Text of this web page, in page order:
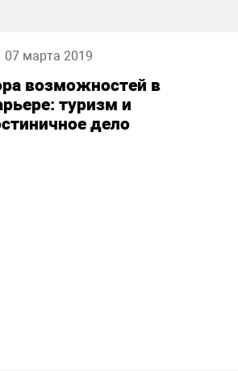
07 марта 2019
возможностей в
туризм и
дело